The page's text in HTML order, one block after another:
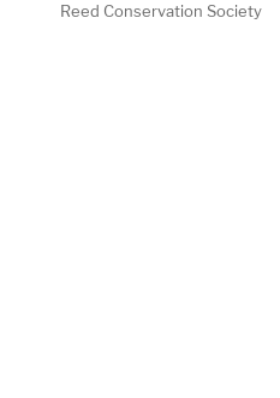
Reed Conservation Society